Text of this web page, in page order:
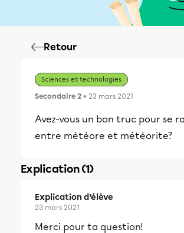
Retour
Sciences et technologies
Secondaire 2 • 23 mars 2021
Avez-vous un bon truc pour se
entre météore et météorite?
Explication (1)
Explication d’élève
23 mars 2021
Merci pour ta question!